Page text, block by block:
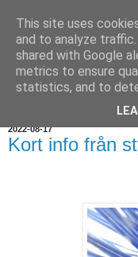
2022-08-17
Kort info från
This site uses
and to analyze
shared with Google
metrics to ensure
statistics, and to